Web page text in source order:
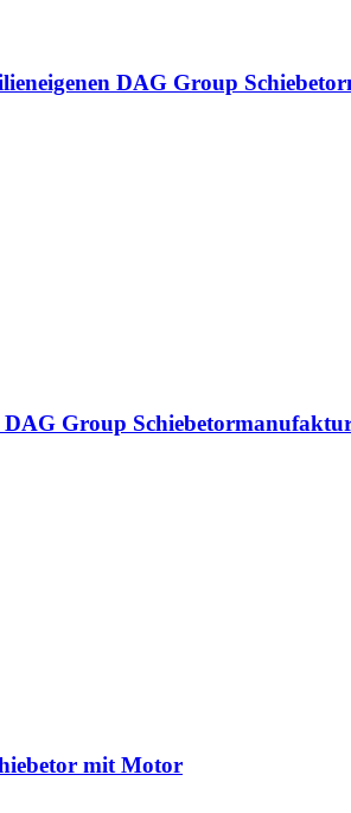
DAG Group
DAG Group
mit Motor